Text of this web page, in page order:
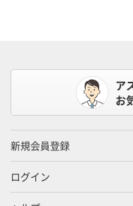
ア
お
新規会員登録
ログイン